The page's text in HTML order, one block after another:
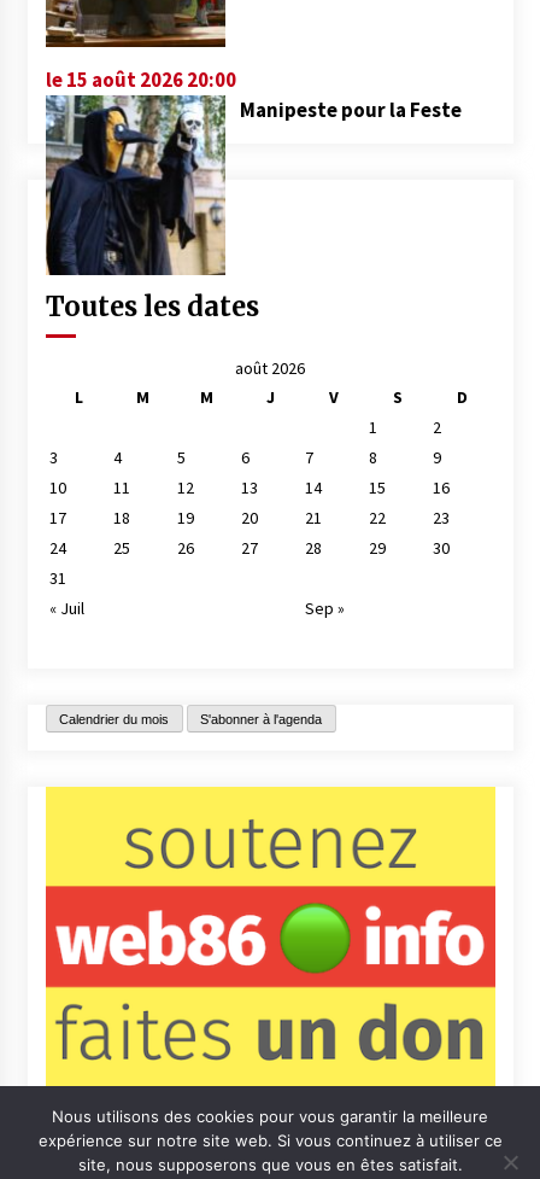
le 15 août 2026 20:00
Manipeste pour la Feste
Toutes les dates
août 2026
L
M M J V S
D
1
2
3
4 5 6 7 8
9
10
11 12 13 14 15
16
17
18 19 20 21 22
23
24
25 26 27 28 29
30
31
« Juil
Sep »
Calendrier du mois S'abonner à l'agenda
Nous utilisons des cookies pour vous garantir la meilleure
expérience sur notre site web. Si vous continuez à utiliser ce
site, nous supposerons que vous en êtes satisfait.